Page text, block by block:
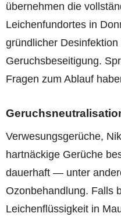
übernehmen die
Leichenfundortes in
gründlicher
Geruchsbeseitigung.
Fragen zum Ablauf
Verwesungsgerüche,
hartnäckige Gerüche
dauerhaft — unter
Ozonbehandlung. Falls
Leichenflüssigkeit in